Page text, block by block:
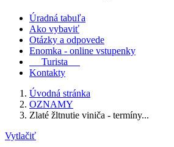
Úradná tabuľa
Ako vybaviť
Otázky a odpovede
Enomka - online vstupenky
Turista
Kontakty
Úvodná stránka
OZNAMY
Zlaté žltnutie viniča - termíny...
Vytlačiť